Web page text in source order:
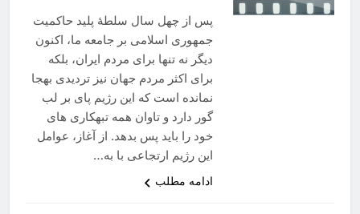
پس از چهل سال سلطۀ پلید حاکمیت
جمهوری اسلامی بر جامعه ما، اکنون
دیگر نه تنها برای مردم ایران، بلکه
برای اکثر مردم جهان نیز تردیدی به­جا
نمانده است که این رژیم پای بر لب
گور دارد و تاوان همه تبهکاری های
خود را باید پس بدهد. از آغاز، عوامل
این رژیم ارتجاعی با به…
ادامه مطلب